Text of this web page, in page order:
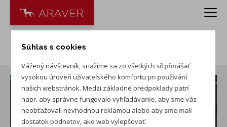
Škoda Octavia 1.5 TSI Extra
Súhlas s cookies
Vážený návštevník, snažíme sa zo všetkých síl přinášať
vysokou úroveň užívateľského komfortu pri používání
našich webstránok. Medzi základné predpoklady patrí
napr. aby správne fungovalo vyhľadávanie, aby sme vás
neobťažovali nevhodnou reklamou alebo aby sme mali
dostatok podnetov, ako web vylepšovať.